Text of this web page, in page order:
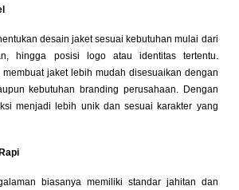
desain jaket sesuai kebutuhan mulai dari
hingga posisi logo atau identitas tertentu.
jaket lebih mudah disesuaikan dengan
kebutuhan branding perusahaan. Dengan
menjadi lebih unik dan sesuai karakter yang
biasanya memiliki standar jahitan dan